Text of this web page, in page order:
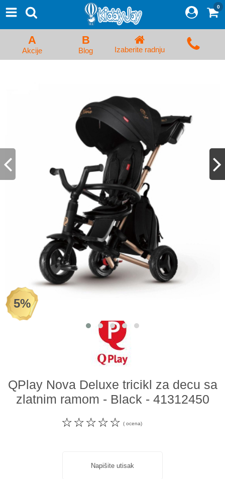
Proizvodi
Početna Prijava/Registracija
Kolica za bebe i dečija kolica
Kreveci, ljuljaške i ležaljke
Kadice, noše i adapteri
Hranilice, flašice i cucle
Monitori, Ogradice i tricikli
Posteljine, vrećice i baldahini
Odeća i obuća
Igračke za bebe i decu
AKCIJA
Prodavnica
0
A
Akcije
B
Blog Izaberite radnju
5%
QPlay Nova Deluxe tricikl za decu sa
zlatnim ramom - Black - 41312450
☆
☆
☆
☆
☆ ( ocena)
Napišite utisak